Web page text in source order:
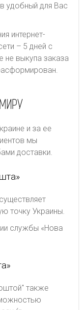
удобный для Вас
интернет-
– 5 дней с
не выкупа заказа
и за ее
мы
доставки.
точку Украины.
службы «Нова
также